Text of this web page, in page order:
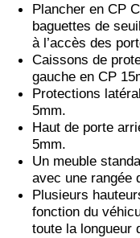
Plancher en CP
baguettes de
à l’accès des
Caissons de
gauche en CP
Protections
5mm.
Haut de porte
5mm.
Un meuble
avec une rangée
Plusieurs
fonction du
toute la longueur